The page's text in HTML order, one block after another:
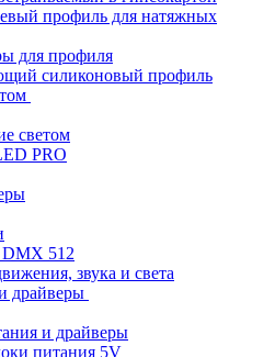
профиль для натяжных
для профиля
силиконовый профиль
светом
PRO
512
звука и света
драйверы
и драйверы
питания 5V